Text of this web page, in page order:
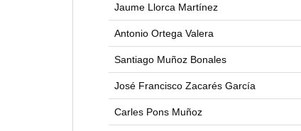
Jaume Llorca Martínez
Antonio Ortega Valera
Santiago Muñoz Bonales
José Francisco Zacarés García
Carles Pons Muñoz